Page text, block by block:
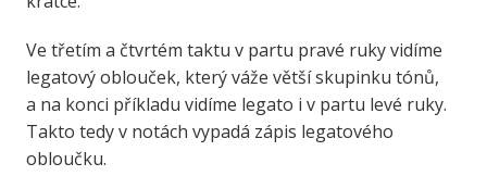
Ve třetím a čtvrtém taktu v partu pravé ruky vidíme
legatový oblouček, který váže větší skupinku tónů,
a na konci příkladu vidíme legato i v partu levé ruky.
Takto tedy v notách vypadá zápis legatového
obloučku.